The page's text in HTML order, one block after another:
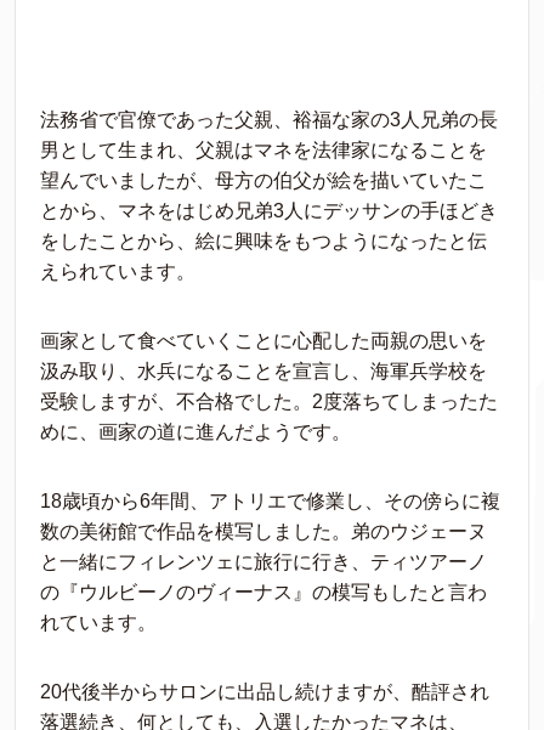
法務省で官僚であった父親、裕福な家の3人兄弟の長
男として生まれ、父親はマネを法律家になることを
望んでいましたが、母方の伯父が絵を描いていたこ
とから、マネをはじめ兄弟3人にデッサンの手ほどき
をしたことから、絵に興味をもつようになったと伝
えられています。
画家として食べていくことに心配した両親の思いを
汲み取り、水兵になることを宣言し、海軍兵学校を
受験しますが、不合格でした。2度落ちてしまったた
めに、画家の道に進んだようです。
18歳頃から6年間、アトリエで修業し、その傍らに複
数の美術館で作品を模写しました。弟のウジェーヌ
と一緒にフィレンツェに旅行に行き、ティツアーノ
の『ウルビーノのヴィーナス』の模写もしたと言わ
れています。
20代後半からサロンに出品し続けますが、酷評され
落選続き、何としても、入選したかったマネは、